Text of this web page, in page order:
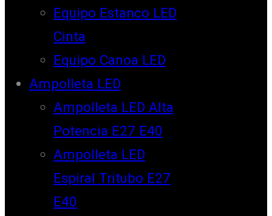
Equipo Estanco LED
Cinta
Equipo Canoa LED
Ampolleta LED
Ampolleta LED Alta
Potencia E27 E40
Ampolleta LED
Espiral Tritubo E27
E40